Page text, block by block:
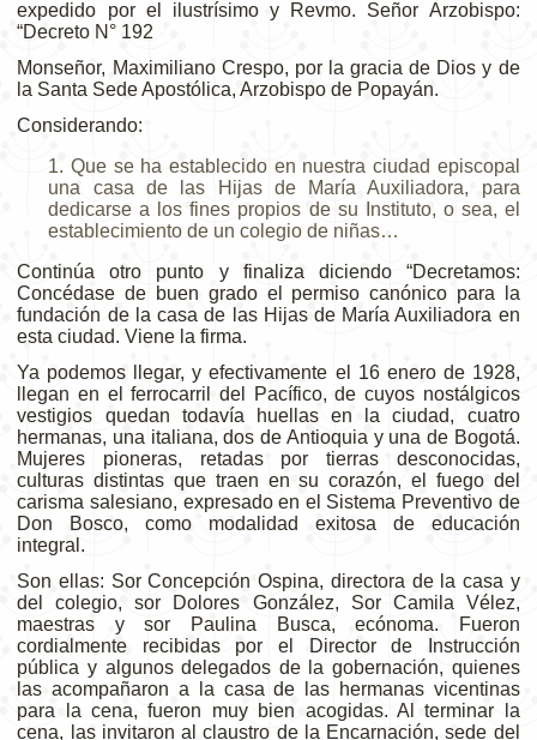
expedido por el ilustrísimo y Revmo. Señor Arzobispo:
“Decreto N° 192
Monseñor, Maximiliano Crespo, por la gracia de Dios y de
la Santa Sede Apostólica, Arzobispo de Popayán.
Considerando:
Que se ha establecido en nuestra ciudad episcopal
una casa de las Hijas de María Auxiliadora, para
dedicarse a los fines propios de su Instituto, o sea, el
establecimiento de un colegio de niñas…
Continúa otro punto y finaliza diciendo “Decretamos:
Concédase de buen grado el permiso canónico para la
fundación de la casa de las Hijas de María Auxiliadora en
esta ciudad. Viene la firma.
Ya podemos llegar, y efectivamente el 16 enero de 1928,
llegan en el ferrocarril del Pacífico, de cuyos nostálgicos
vestigios quedan todavía huellas en la ciudad, cuatro
hermanas, una italiana, dos de Antioquia y una de Bogotá.
Mujeres pioneras, retadas por tierras desconocidas,
culturas distintas que traen en su corazón, el fuego del
carisma salesiano, expresado en el Sistema Preventivo de
Don Bosco, como modalidad exitosa de educación
integral.
Son ellas: Sor Concepción Ospina, directora de la casa y
del colegio, sor Dolores González, Sor Camila Vélez,
maestras y sor Paulina Busca, ecónoma. Fueron
cordialmente recibidas por el Director de Instrucción
pública y algunos delegados de la gobernación, quienes
las acompañaron a la casa de las hermanas vicentinas
para la cena, fueron muy bien acogidas. Al terminar la
cena, las invitaron al claustro de la Encarnación, sede del